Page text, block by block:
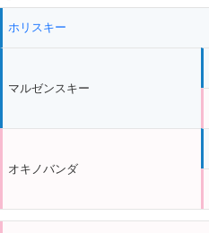
ホリスキー
マルゼンスキー
オキノバンダ